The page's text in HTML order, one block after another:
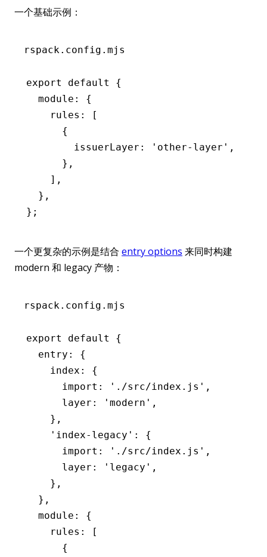
一个基础示例：
rspack.config.mjs
export default
{
  module
:
{
    rules
:
[
      {
        issuerLayer
: 'other-layer' ,
      }
,
    ]
,
  }
,
};
一个更复杂的示例是结合 entry options 来同时构建
modern 和 legacy 产物：
rspack.config.mjs
export default
{
  entry
:
{
    index
:
{
      import
: './src/index.js' ,
      layer
: 'modern' ,
    }
,
    'index-legacy'
:
{
      import
: './src/index.js' ,
      layer
: 'legacy' ,
    }
,
  }
,
  module
:
{
    rules
:
[
      {